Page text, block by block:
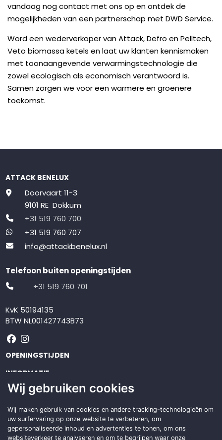
vandaag nog contact met ons op en ontdek de
mogelijkheden van een partnerschap met DWD Service.
Word een wederverkoper van Attack, Defro en Pelltech,
Veto biomassa ketels en laat uw klanten kennismaken
met toonaangevende verwarmingstechnologie die
zowel ecologisch als economisch verantwoord is.
Samen zorgen we voor een warmere en groenere
toekomst.
ATTACK BENELUX
Doorvaart 11-3
9101 RE Dokkum
+31 519 760 700
+31 519 760 707
info@attackbenelux.nl
Telefoon buiten openingstijden
+31 519 760 701
KvK 50194135
BTW NL001427743B73
Volg ons op Facebook
Volg ons op Instagram
OPENINGSTIJDEN
INFORMATIE
KLANTENSERVICE
Op zoek naar een
duurzameoplossing?
Wij gebruiken cookies
Wij maken gebruik van cookies en andere tracking-technologieën om
uw surfervaring op onze website te verbeteren, om
gepersonaliseerde inhoud en advertenties te tonen, om ons
websiteverkeer te analyseren en om te begrijpen waar onze